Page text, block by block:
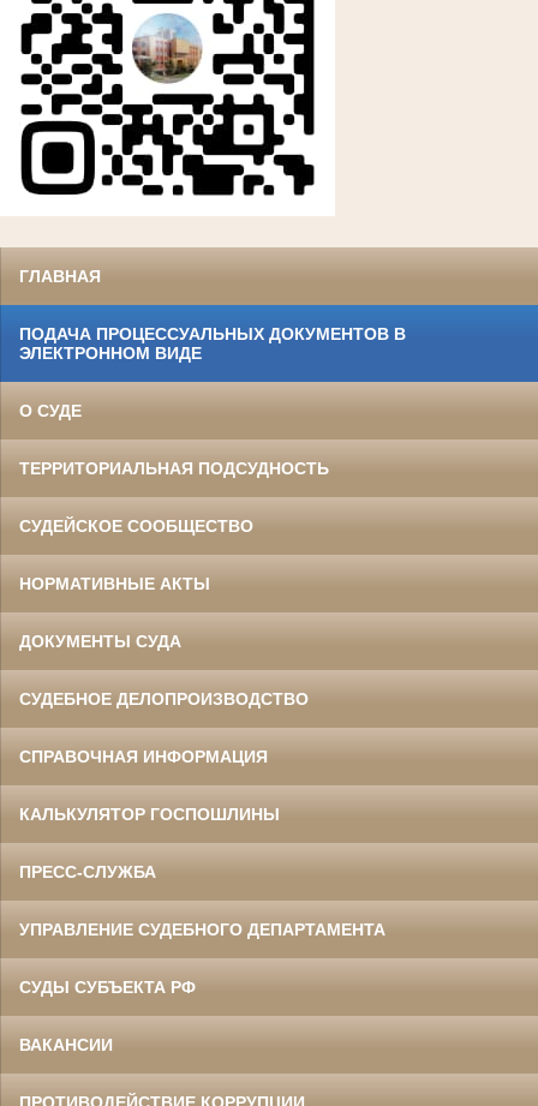
ГЛАВНАЯ
ПОДАЧА ПРОЦЕССУАЛЬНЫХ ДОКУМЕНТОВ В
ЭЛЕКТРОННОМ ВИДЕ
О СУДЕ
ТЕРРИТОРИАЛЬНАЯ ПОДСУДНОСТЬ
СУДЕЙСКОЕ СООБЩЕСТВО
НОРМАТИВНЫЕ АКТЫ
ДОКУМЕНТЫ СУДА
СУДЕБНОЕ ДЕЛОПРОИЗВОДСТВО
СПРАВОЧНАЯ ИНФОРМАЦИЯ
КАЛЬКУЛЯТОР ГОСПОШЛИНЫ
ПРЕСС-СЛУЖБА
УПРАВЛЕНИЕ СУДЕБНОГО ДЕПАРТАМЕНТА
СУДЫ СУБЪЕКТА РФ
ВАКАНСИИ